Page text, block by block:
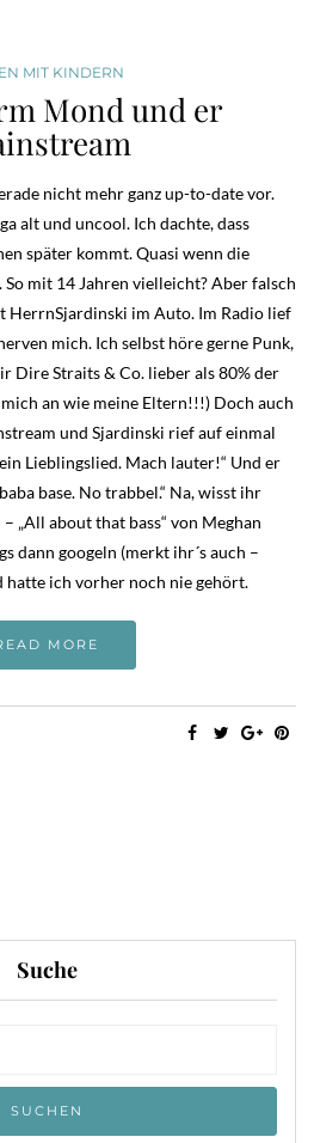
MIT KINDERN
Mond und er
nicht mehr ganz up-to-date vor.
alt und uncool. Ich dachte, dass
später kommt. Quasi wenn die
mit 14 Jahren vielleicht? Aber falsch
HerrnSjardinski im Auto. Im Radio lief
mich. Ich selbst höre gerne Punk,
Dire Straits & Co. lieber als 80% der
an wie meine Eltern!!!) Doch auch
und Sjardinski rief auf einmal
Lieblingslied. Mach lauter!“ Und er
base. No trabbel.“ Na, wisst ihr
„All about that bass“ von Meghan
dann googeln (merkt ihr´s auch –
hatte ich vorher noch nie gehört.
MORE
Suche